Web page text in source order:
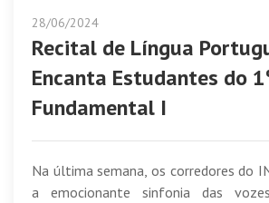
28/06/2024
Recital de Língua
Encanta Estudantes do
Fundamental I
Na última semana, os corredores do
a emocionante sinfonia das